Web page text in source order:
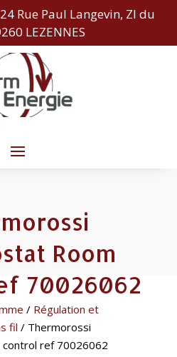
Rue Paul Langevin, ZI du
LEZENNES
Room
70026062
/ Régulation et
fil / Thermorossi
ref 70026062